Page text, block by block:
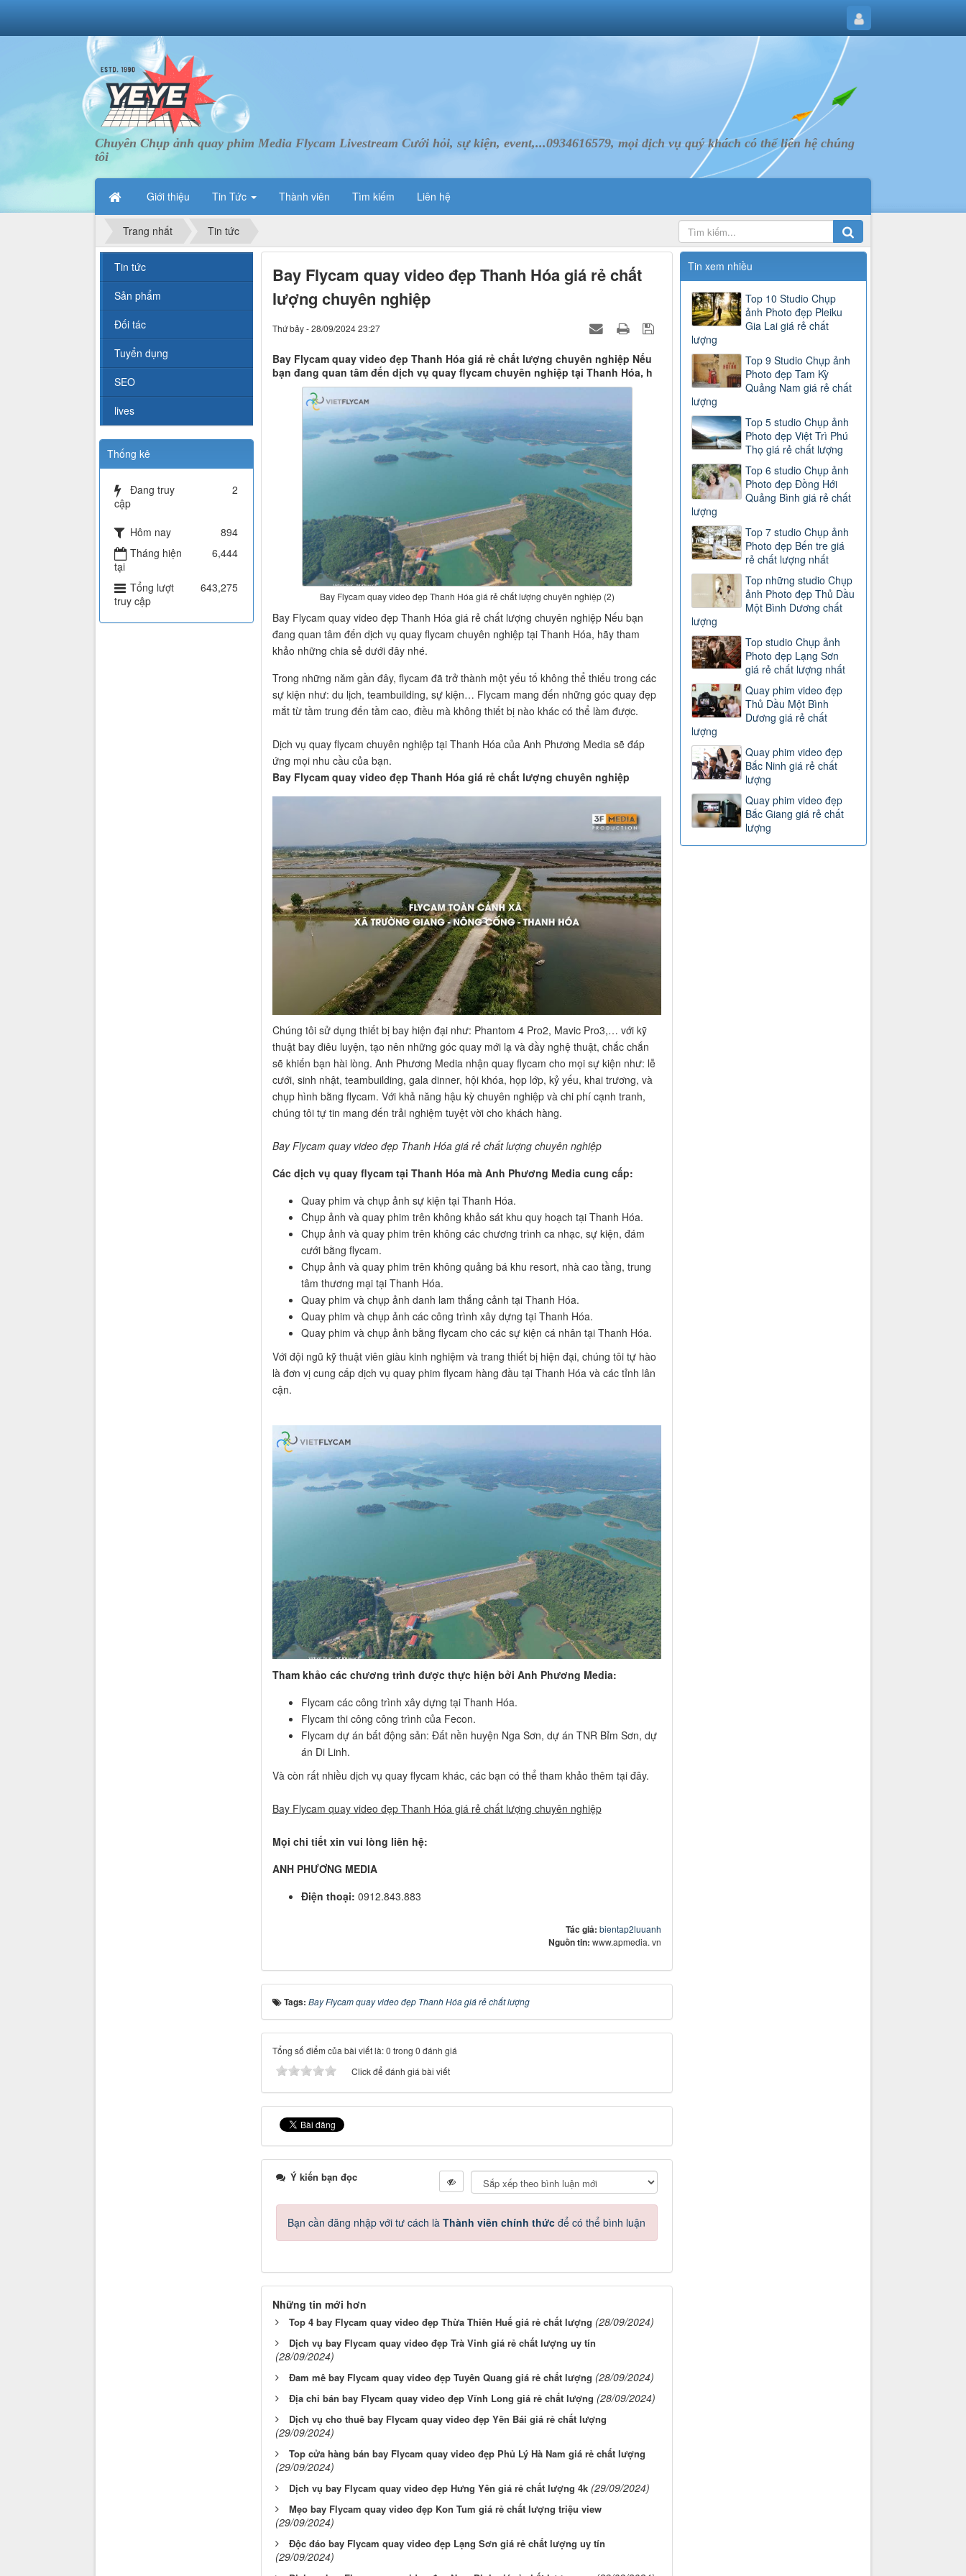
Chuyên Chụp ảnh quay phim Media Flycam Livestream Cưới hỏi, sự kiện, event,...0934616579, mọi dịch vụ quý khách có thể liên hệ chúng
tôi
Giới thiệu Tin Tức Thành viên Tìm kiếm Liên hệ
Trang nhất Tin tức
Bay Flycam quay video đẹp Thanh Hóa giá rẻ chất
lượng chuyên nghiệp
Thứ bảy - 28/09/2024 23:27
Bay Flycam quay video đẹp Thanh Hóa giá rẻ chất lượng chuyên nghiệp Nếu
bạn đang quan tâm đến dịch vụ quay flycam chuyên nghiệp tại Thanh Hóa, h
Bay Flycam quay video đẹp Thanh Hóa giá rẻ chất lượng chuyên nghiệp (2)
Bay Flycam quay video đẹp Thanh Hóa giá rẻ chất lượng chuyên nghiệp Nếu bạn
đang quan tâm đến dịch vụ quay flycam chuyên nghiệp tại Thanh Hóa, hãy tham
khảo những chia sẻ dưới đây nhé.
Trong những năm gần đây, flycam đã trở thành một yếu tố không thể thiếu trong các
sự kiện như: du lịch, teambuilding, sự kiện… Flycam mang đến những góc quay đẹp
mắt từ tầm trung đến tầm cao, điều mà không thiết bị nào khác có thể làm được.
Dịch vụ quay flycam chuyên nghiệp tại Thanh Hóa của Anh Phương Media sẽ đáp
ứng mọi nhu cầu của bạn.
Bay Flycam quay video đẹp Thanh Hóa giá rẻ chất lượng chuyên nghiệp
Chúng tôi sử dụng thiết bị bay hiện đại như: Phantom 4 Pro2, Mavic Pro3,… với kỹ
thuật bay điêu luyện, tạo nên những góc quay mới lạ và đầy nghệ thuật, chắc chắn
sẽ khiến bạn hài lòng. Anh Phương Media nhận quay flycam cho mọi sự kiện như: lễ
cưới, sinh nhật, teambuilding, gala dinner, hội khóa, họp lớp, kỷ yếu, khai trương, và
chụp hình bằng flycam. Với khả năng hậu kỳ chuyên nghiệp và chi phí cạnh tranh,
chúng tôi tự tin mang đến trải nghiệm tuyệt vời cho khách hàng.
Bay Flycam quay video đẹp Thanh Hóa giá rẻ chất lượng chuyên nghiệp
Các dịch vụ quay flycam tại Thanh Hóa mà Anh Phương Media cung cấp:
Quay phim và chụp ảnh sự kiện tại Thanh Hóa.
Chụp ảnh và quay phim trên không khảo sát khu quy hoạch tại Thanh Hóa.
Chụp ảnh và quay phim trên không các chương trình ca nhạc, sự kiện, đám
cưới bằng flycam.
Chụp ảnh và quay phim trên không quảng bá khu resort, nhà cao tầng, trung
tâm thương mại tại Thanh Hóa.
Quay phim và chụp ảnh danh lam thắng cảnh tại Thanh Hóa.
Quay phim và chụp ảnh các công trình xây dựng tại Thanh Hóa.
Quay phim và chụp ảnh bằng flycam cho các sự kiện cá nhân tại Thanh Hóa.
Với đội ngũ kỹ thuật viên giàu kinh nghiệm và trang thiết bị hiện đại, chúng tôi tự hào
là đơn vị cung cấp dịch vụ quay phim flycam hàng đầu tại Thanh Hóa và các tỉnh lân
cận.
Tham khảo các chương trình được thực hiện bởi Anh Phương Media:
Flycam các công trình xây dựng tại Thanh Hóa.
Flycam thi công công trình của Fecon.
Flycam dự án bất động sản: Đất nền huyện Nga Sơn, dự án TNR Bỉm Sơn, dự
án Di Linh.
Và còn rất nhiều dịch vụ quay flycam khác, các bạn có thể tham khảo thêm tại đây.
Bay Flycam quay video đẹp Thanh Hóa giá rẻ chất lượng chuyên nghiệp
Mọi chi tiết xin vui lòng liên hệ:
ANH PHƯƠNG MEDIA
Điện thoại: 0912.843.883
Tác giả:bientap2luuanh
Nguồn tin:www.apmedia. vn
Tags: Bay Flycam quay video đẹp Thanh Hóa giá rẻ chất lượng
Tổng số điểm của bài viết là: 0 trong 0 đánh giá
Click để đánh giá bài viết
Ý kiến bạn đọc
Bạn cần đăng nhập với tư cách là Thành viên chính thứcđể có thể bình luận
Những tin mới hơn
Top 4 bay Flycam quay video đẹp Thừa Thiên Huế giá rẻ chất lượng (28/09/2024)
Dịch vụ bay Flycam quay video đẹp Trà Vinh giá rẻ chất lượng uy tín
(28/09/2024)
Đam mê bay Flycam quay video đẹp Tuyên Quang giá rẻ chất lượng (28/09/2024)
Địa chỉ bán bay Flycam quay video đẹp Vĩnh Long giá rẻ chất lượng (28/09/2024)
Dịch vụ cho thuê bay Flycam quay video đẹp Yên Bái giá rẻ chất lượng
(29/09/2024)
Top cửa hàng bán bay Flycam quay video đẹp Phủ Lý Hà Nam giá rẻ chất lượng
(29/09/2024)
Dịch vụ bay Flycam quay video đẹp Hưng Yên giá rẻ chất lượng 4k (29/09/2024)
Mẹo bay Flycam quay video đẹp Kon Tum giá rẻ chất lượng triệu view
(29/09/2024)
Độc đáo bay Flycam quay video đẹp Lạng Sơn giá rẻ chất lượng uy tín
(29/09/2024)
Tin xem nhiều
Top 10 Studio Chụp
ảnh Photo đẹp Pleiku
Gia Lai giá rẻ chất
lượng
Top 9 Studio Chụp ảnh
Photo đẹp Tam Kỳ
Quảng Nam giá rẻ chất
lượng
Top 5 studio Chụp ảnh
Photo đẹp Việt Trì Phú
Thọ giá rẻ chất lượng
Top 6 studio Chụp ảnh
Photo đẹp Đồng Hới
Quảng Bình giá rẻ chất
lượng
Top 7 studio Chụp ảnh
Photo đẹp Bến tre giá
rẻ chất lượng nhất
Top những studio Chụp
ảnh Photo đẹp Thủ Dầu
Một Bình Dương chất
lượng
Top studio Chụp ảnh
Photo đẹp Lạng Sơn
giá rẻ chất lượng nhất
Quay phim video đẹp
Thủ Dầu Một Bình
Dương giá rẻ chất
lượng
Quay phim video đẹp
Bắc Ninh giá rẻ chất
lượng
Quay phim video đẹp
Bắc Giang giá rẻ chất
lượng
Tin tức
Sản phẩm
Đối tác
Tuyển dụng
SEO
lives
Thống kê
Đang truy
cập
2
Hôm nay
894
Tháng hiện
tại
6,444
Tổng lượt
truy cập
643,275